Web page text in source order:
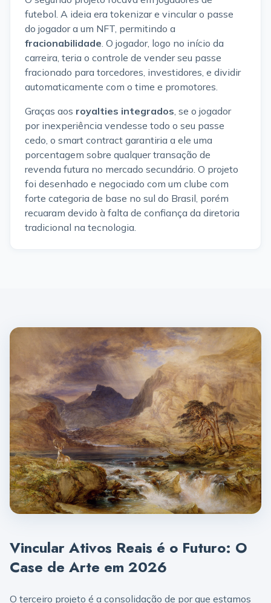
futebol. A ideia era tokenizar e vincular o passe
do jogador a um NFT, permitindo a
fracionabilidade. O jogador, logo no início da
carreira, teria o controle de vender seu passe
fracionado para torcedores, investidores, e dividir
automaticamente com o time e promotores.
Graças aos royalties integrados, se o jogador
por inexperiência vendesse todo o seu passe
cedo, o smart contract garantiria a ele uma
porcentagem sobre qualquer transação de
revenda futura no mercado secundário. O projeto
foi desenhado e negociado com um clube com
forte categoria de base no sul do Brasil, porém
recuaram devido à falta de confiança da diretoria
tradicional na tecnologia.
Vincular Ativos Reais é o Futuro: O
Case de Arte em 2026
O terceiro projeto é a consolidação de por que estamos